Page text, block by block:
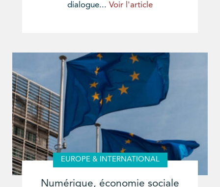
dialogue... Voir l'article
EUROPE & INTERNATIONAL
Numérique, économie sociale